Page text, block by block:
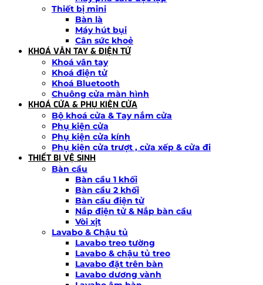
Thiết bị mini
Bàn là
Máy hút bụi
Cân sức khoẻ
KHOÁ VÂN TAY & ĐIỆN TỬ
Khoá vân tay
Khoá điện tử
Khoá Bluetooth
Chuông cửa màn hình
KHOÁ CỬA & PHỤ KIỆN CỬA
Bộ khoá cửa & Tay nắm cửa
Phụ kiện cửa
Phụ kiện cửa kính
Phụ kiện cửa trượt , cửa xếp & cửa đi
THIẾT BỊ VỆ SINH
Bàn cầu
Bàn cầu 1 khối
Bàn cầu 2 khối
Bàn cầu điện tử
Nắp điện tử & Nắp bàn cầu
Vòi xịt
Lavabo & Chậu tủ
Lavabo treo tường
Lavabo & chậu tủ treo
Lavabo đặt trên bàn
Lavabo dương vành